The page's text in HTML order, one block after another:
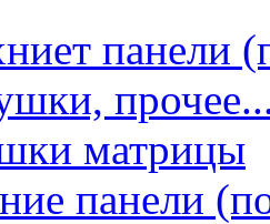
панели
матрицы
панели